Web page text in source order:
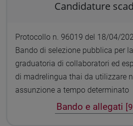
Candidature
Protocollo n. 96019 del 18/04/
Bando di selezione pubblica per
graduatoria di collaboratori ed
di madrelingua thai da utilizzare
assunzione a tempo determinato
Bando e allegati